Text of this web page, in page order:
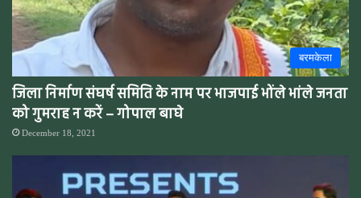
बरमकेला
जिला निर्माण संघर्ष समिति के नाम पर भाजपाई भोंले भांले जनता
को गुमराह न करें – गोपाल बाघे
December 18, 2021